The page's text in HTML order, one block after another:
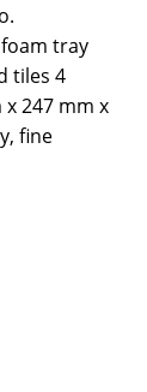
tray
tiles 4
247 mm x
fine